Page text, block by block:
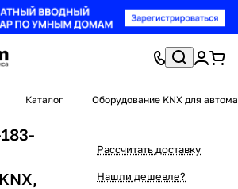
Каталог Оборудование KNX для
Рассчитать доставку
Нашли дешевле?